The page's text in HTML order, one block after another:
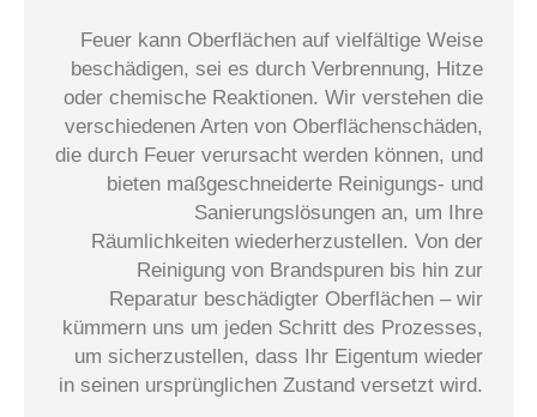
Feuer kann Oberflächen auf vielfältige Weise
beschädigen, sei es durch Verbrennung, Hitze
oder chemische Reaktionen. Wir verstehen die
verschiedenen Arten von Oberflächenschäden,
die durch Feuer verursacht werden können, und
bieten maßgeschneiderte Reinigungs- und
Sanierungslösungen an, um Ihre
Räumlichkeiten wiederherzustellen. Von der
Reinigung von Brandspuren bis hin zur
Reparatur beschädigter Oberflächen – wir
kümmern uns um jeden Schritt des Prozesses,
um sicherzustellen, dass Ihr Eigentum wieder
in seinen ursprünglichen Zustand versetzt wird.